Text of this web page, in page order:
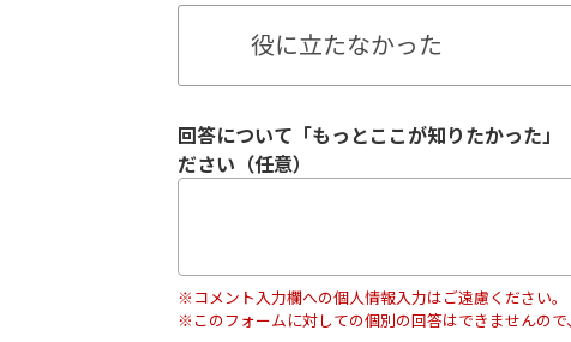
役に立たなかった
回答について「もっとここが知りたかった
ださい（任意）
※コメント入力欄への個人情報入力はご遠慮ください。
※このフォームに対しての個別の回答はできませんので